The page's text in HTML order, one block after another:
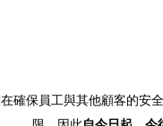
確保員工與其他顧客的安